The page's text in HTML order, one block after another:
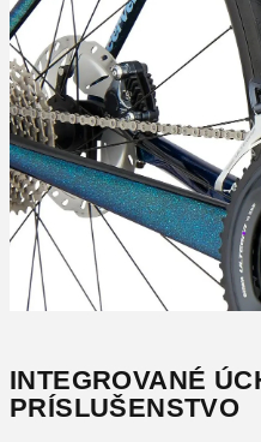
INTEGROVANÉ
PRÍSLUŠENSTVO